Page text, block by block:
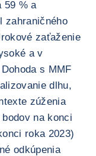
59 % a
zahraničného
zaťaženie
a v
s MMF
dlhu,
zúženia
na konci
roka 2023)
odkúpenia